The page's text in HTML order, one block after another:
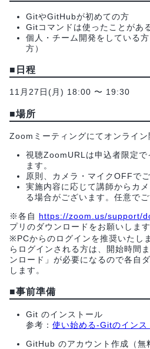
GitやGitHubが初めての方
Gitコマンドは使ったことがあ
個人・チーム開発をしている
方）
■日程
11月27日(月) 18:00 〜 19:30
■場所
Zoomミーティングにてオンライン
視聴ZoomURLは申込者限定
ます。
原則、カメラ・マイクOFFで
実施内容に応じて講師からカ
る場合がございます。任意でご
※各自 https://zoom.us/support/
プリのダウンロードをお願いします
※PCからのログインを推奨いたし
らログインされる方は、開始時間
ンロード」が必要になるので各自
します。
■事前準備
Git のインストール
参考： 使い始める-Gitのインス
GitHub のアカウント作成（無